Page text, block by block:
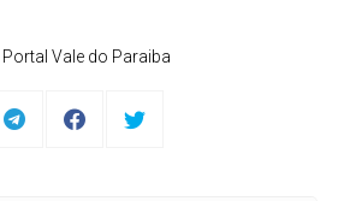
Portal Vale do Paraiba